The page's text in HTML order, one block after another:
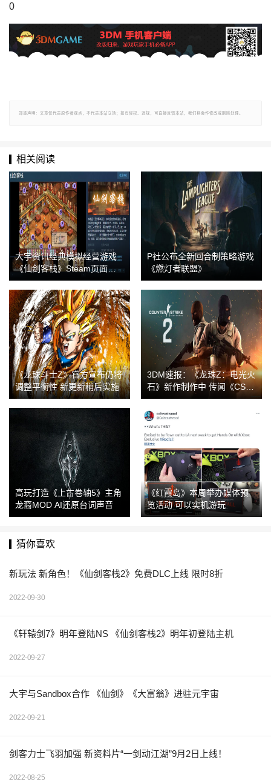
0
郑重声明：文章仅代表原作者观点，不代表本站立场；如有侵权、违规，可直接反馈本站，我们将会作修改或删除处理。
相关阅读
大宇资讯经典模拟经营游戏
《仙剑客栈》Steam页面上
线 3月30日发售
P社公布全新回合制策略游戏
《燃灯者联盟》
《龙珠斗士Z》官方宣布仍将
调整平衡性 新更新稍后实施
3DM速报：《龙珠Z：电光火
石》新作制作中 传闻《CSG
O2》3月测试
高玩打造《上古卷轴5》主角
龙裔MOD AI还原台词声音
《红霞岛》本周举办媒体预
览活动 可以实机游玩
猜你喜欢
新玩法 新角色！《仙剑客栈2》免费DLC上线 限时8折
2022-09-30
《轩辕剑7》明年登陆NS 《仙剑客栈2》明年初登陆主机
2022-09-27
大宇与Sandbox合作 《仙剑》《大富翁》进驻元宇宙
2022-09-21
剑客力士飞羽加强 新资料片“一剑动江湖”9月2日上线！
2022-08-25